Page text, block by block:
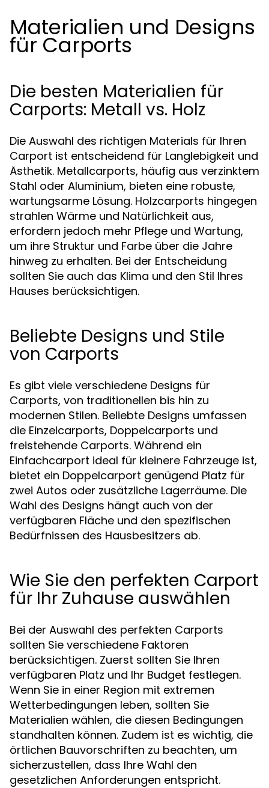
Materialien und Designs
für Carports
Die besten Materialien für
Carports: Metall vs. Holz
Die Auswahl des richtigen Materials für Ihren
Carport ist entscheidend für Langlebigkeit und
Ästhetik. Metallcarports, häufig aus verzinktem
Stahl oder Aluminium, bieten eine robuste,
wartungsarme Lösung. Holzcarports hingegen
strahlen Wärme und Natürlichkeit aus,
erfordern jedoch mehr Pflege und Wartung,
um ihre Struktur und Farbe über die Jahre
hinweg zu erhalten. Bei der Entscheidung
sollten Sie auch das Klima und den Stil Ihres
Hauses berücksichtigen.
Beliebte Designs und Stile
von Carports
Es gibt viele verschiedene Designs für
Carports, von traditionellen bis hin zu
modernen Stilen. Beliebte Designs umfassen
die Einzelcarports, Doppelcarports und
freistehende Carports. Während ein
Einfachcarport ideal für kleinere Fahrzeuge ist,
bietet ein Doppelcarport genügend Platz für
zwei Autos oder zusätzliche Lagerräume. Die
Wahl des Designs hängt auch von der
verfügbaren Fläche und den spezifischen
Bedürfnissen des Hausbesitzers ab.
Wie Sie den perfekten Carport
für Ihr Zuhause auswählen
Bei der Auswahl des perfekten Carports
sollten Sie verschiedene Faktoren
berücksichtigen. Zuerst sollten Sie Ihren
verfügbaren Platz und Ihr Budget festlegen.
Wenn Sie in einer Region mit extremen
Wetterbedingungen leben, sollten Sie
Materialien wählen, die diesen Bedingungen
standhalten können. Zudem ist es wichtig, die
örtlichen Bauvorschriften zu beachten, um
sicherzustellen, dass Ihre Wahl den
gesetzlichen Anforderungen entspricht.